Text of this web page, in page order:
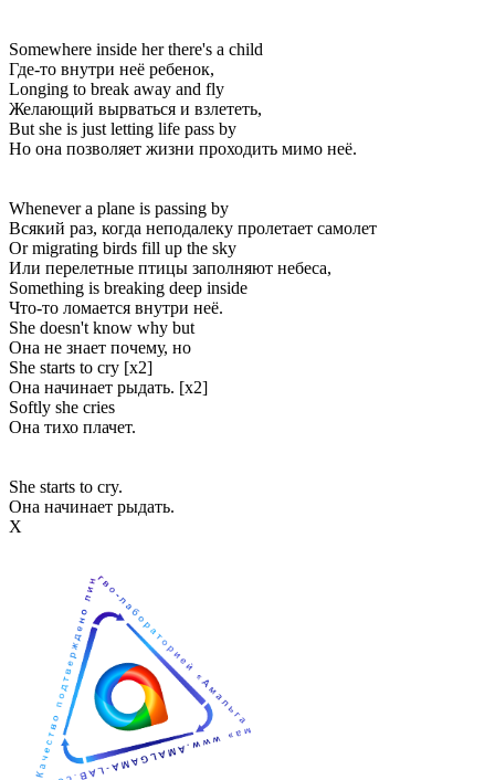
Somewhere inside her there's a child
Где-то внутри неё ребенок,
Longing to break away and fly
Желающий вырваться и взлететь,
But she is just letting life pass by
Но она позволяет жизни проходить мимо неё.
Whenever a plane is passing by
Всякий раз, когда неподалеку пролетает самолет
Or migrating birds fill up the sky
Или перелетные птицы заполняют небеса,
Something is breaking deep inside
Что-то ломается внутри неё.
She doesn't know why but
Она не знает почему, но
She starts to cry [x2]
Она начинает рыдать. [x2]
Softly she cries
Она тихо плачет.
She starts to cry.
Она начинает рыдать.
Х